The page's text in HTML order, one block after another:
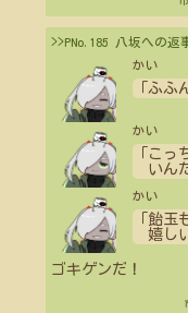
>>PNo.185 八坂への返
かい
「ふふ
かい
「こっ
いん
かい
「飴玉
嬉し
ゴキゲンだ！